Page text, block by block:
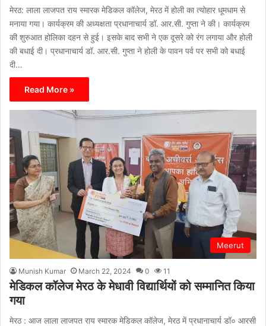
मेरठ: लाला लाजपत राय स्मारक मेडिकल कॉलेज, मेरठ में होली का त्योहार धूमधाम से
मनाया गया। कार्यक्रम की अध्यक्षता प्रधानाचार्य डॉ. आर.सी. गुप्ता ने की। कार्यक्रम
की शुरुआत होलिका दहन से हुई। इसके बाद सभी ने एक दूसरे को रंग लगाया और होली
की बधाई दी। प्रधानाचार्य डॉ. आर.सी. गुप्ता ने होली के पावन पर्व पर सभी को बधाई
दी…
Read More »
Meerut
Munish Kumar March 22, 2024 0 11
मेडिकल कॉलेज मेरठ के मेधावी विद्यार्थियों को सम्मानित किया
गया
मेरठ : आज लाला लाजपत राय स्मारक मेडिकल कॉलेज, मेरठ में प्रधानाचार्य डॉ० आरसी